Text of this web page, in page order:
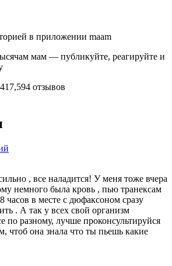
в приложении maam
мам — публикуйте, реагируйте и
отзывов
, все наладится! У меня тоже вчера
немного была кровь , пью транексам
часов в месте с дюфаксоном сразу
. А так у всех свой организм
по разному, лучше проконсультируйся
чтоб она знала что ты пьешь какие